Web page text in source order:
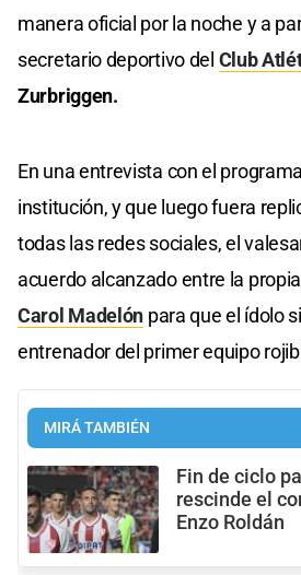
manera oficial por la noche y a
secretario deportivo del Club
Zurbriggen.
En una entrevista con el
institución, y que luego fuera
todas las redes sociales, el
acuerdo alcanzado entre la
Carol Madelón para que el ídolo
entrenador del primer equipo
MIRÁ TAMBIÉN
Fin de ciclo
rescinde el
Enzo Roldán